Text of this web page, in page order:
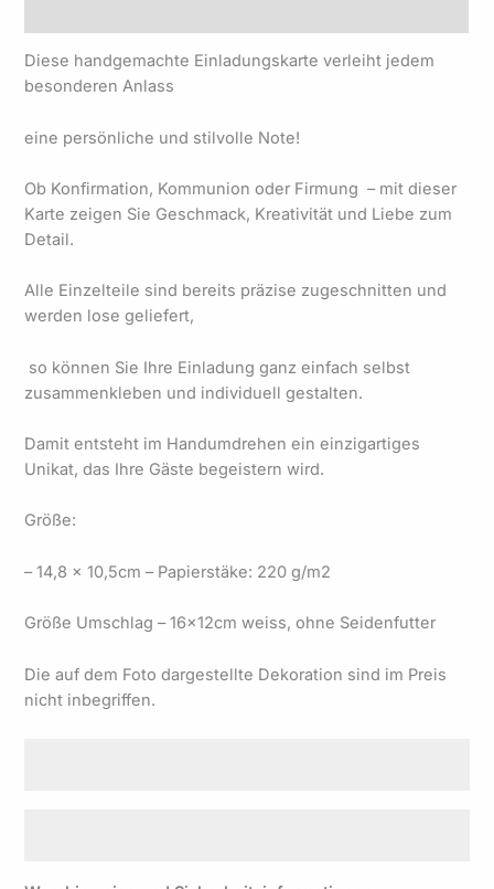
Diese handgemachte Einladungskarte verleiht jedem
besonderen Anlass
eine persönliche und stilvolle Note!
Ob Konfirmation, Kommunion oder Firmung – mit dieser
Karte zeigen Sie Geschmack, Kreativität und Liebe zum
Detail.
Alle Einzelteile sind bereits präzise zugeschnitten und
werden lose geliefert,
so können Sie Ihre Einladung ganz einfach selbst
zusammenkleben und individuell gestalten.
Damit entsteht im Handumdrehen ein einzigartiges
Unikat, das Ihre Gäste begeistern wird.
Größe:
– 14,8 x 10,5cm – Papierstäke: 220 g/m2
Größe Umschlag – 16x12cm weiss, ohne Seidenfutter
Die auf dem Foto dargestellte Dekoration sind im Preis
nicht inbegriffen.